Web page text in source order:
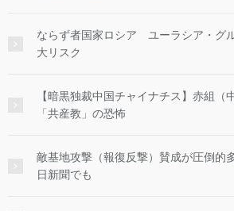
ならず者国家ロシア ユーラシア・グ
大リスク
【暗黒独裁中国チャイナチス】赤組（
「共産教」の恐怖
敵基地攻撃（報復反撃）賛成が圧倒
日新聞でも